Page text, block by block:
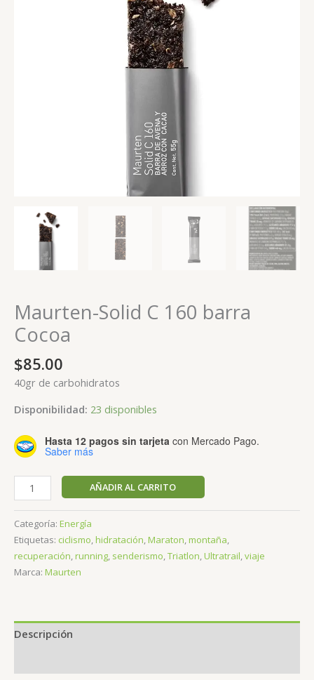
Maurten-Solid C 160 barra
Cocoa
$85.00
40gr de carbohidratos
Disponibilidad: 23 disponibles
Hasta 12 pagos sin tarjeta con Mercado Pago.
Saber más
Maurten-
Solid
C
160
barra
Cocoa
cantidad
AÑADIR AL CARRITO
Categoría: Energía
Etiquetas: ciclismo,hidratación,Maraton,montaña,
recuperación,running, senderismo,Triatlon,Ultratrail,viaje
Marca: Maurten
Descripción